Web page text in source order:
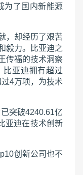
为了国内新能源
，却经历了艰苦
毅力。比亚迪之
传福的技术洞察
比亚迪拥有超过
4万项，为技术
突破4240.61亿
亚迪在技术创新
创新公司也不